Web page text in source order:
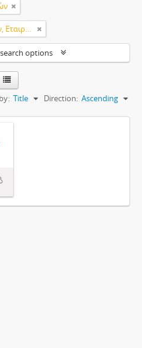
Κέντρο Αποδήμων Μακεδόνων, Εταιρεία Μακεδονικών Σπουδών.
options
Title Direction: Ascending